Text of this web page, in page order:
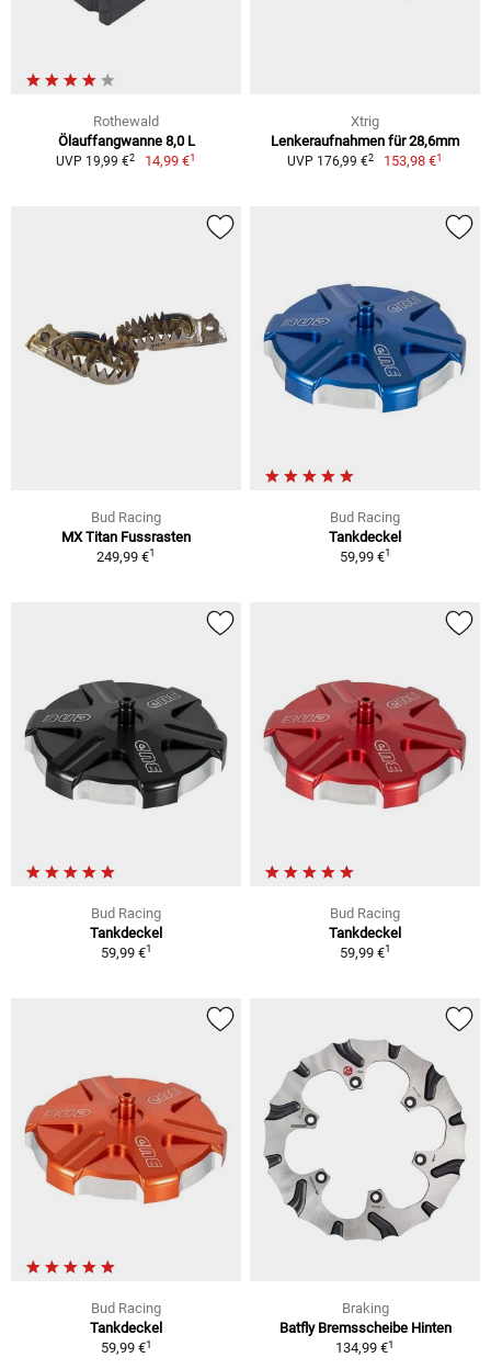
Rothewald
Ölauffangwanne 8,0 L
UVP 19,99 €2 14,99 €1
Xtrig
Lenkeraufnahmen für 28,6mm
UVP 176,99 €2 153,98 €1
Bud Racing
MX Titan Fussrasten
249,99 €1
Bud Racing
Tankdeckel
59,99 €1
Bud Racing
Tankdeckel
59,99 €1
Bud Racing
Tankdeckel
59,99 €1
Bud Racing
Tankdeckel
59,99 €1
Braking
Batfly Bremsscheibe Hinten
134,99 €1